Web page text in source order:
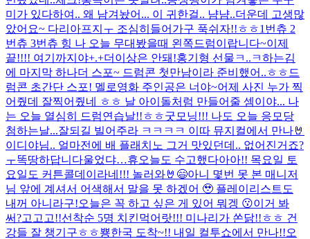
미가 있다하여.. 왜 남겨놨어... 이 귀한걸.. 냠냠..더운데 고생많
았어요~ 다리아프지ㅜ 조심히들어가구 푹쉬자!!ㅎㅎ1번츄 2
번츄 3번츄 힝 나 오늘 무대봤을때 왼쪽드럼이랍니다~이제
끝!!!! 여기까지야+.+더이상은 안돼!홍기형 선물 ㅋ..ㅋ하는김
에 마지막 하나더 스포~ 드럼콘 첫만남이라 준비했어..ㅎㅎ 드
럼콘 초간단 스포! 멜로영화 주인공은 너야~어제 사진 누가 찍
어줬데 잘찍어줬네 ㅎㅎ 날 아이돌처럼 만들어줄 셈이야... 나
는 오늘 열심히 드럼연습날!!ㅎㅎ굿모닝!!! 나도 오늘 응모당
첨하는날...잘되길 빌어주라 ㅋㅋㅋㅋ 이따 뮤지컬에서 만나🤘
이디야님.. 얼마전에 배 플래치노 그거 맛있던데.. 없어진거죠?
ㅜ똑땅하답니다울었댜…휴오늘도 수고했다아아!! 목요일 토
요일도 커튼콜데이라네!!! 놀러와🤘😄아니 몇번 못 본 매니저
님 앞에 계셔서 어색해서 말을 못 하겠어 🥹 플레이리스트도
내꺼 아니라구!오늘은 꼭 하고 싶은 게 있어 뭐겡 😗이거 봐
써?고고고!!선착순 5명 치킨먹어랏!!! 미나리가 쏜닭!!ㅎㅎ 건
강들 잘 챙기구ㅎㅎ뿅한국 도착~!! 내일 컬투쇼에서 만나!!오